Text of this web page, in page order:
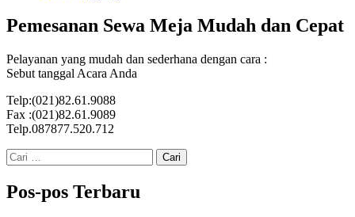
Pemesanan Sewa Meja Mudah dan Cepat
Pelayanan yang mudah dan sederhana dengan cara :
Sebut tanggal Acara Anda
Telp:(021)82.61.9088
Fax :(021)82.61.9089
Telp.087877.520.712
Cari
untuk:
Pos-pos Terbaru